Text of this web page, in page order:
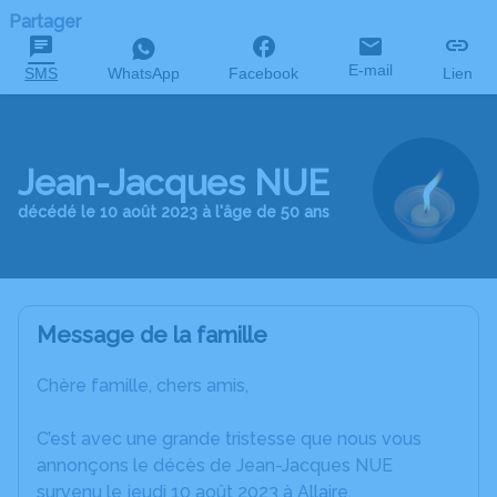
Partager
SMS WhatsApp Facebook E-mail Lien
Jean-Jacques NUE
décédé le 10 août 2023 à l'âge de 50 ans
Message de la famille
Chère famille, chers amis,
C’est avec une grande tristesse que nous vous
annonçons le décès de Jean-Jacques NUE
survenu le jeudi 10 août 2023 à Allaire.